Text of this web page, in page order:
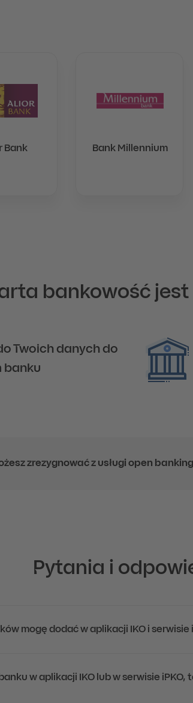
Bank Bank Millennium
bankowość jest
Twoich danych do
banku
zrezygnować z usługi open banking
Pytania i
mogę dodać w aplikacji IKO i serwisie
w aplikacji IKO lub w serwisie iPKO,